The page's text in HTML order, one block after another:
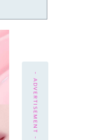
- ADVERTISEMENT -